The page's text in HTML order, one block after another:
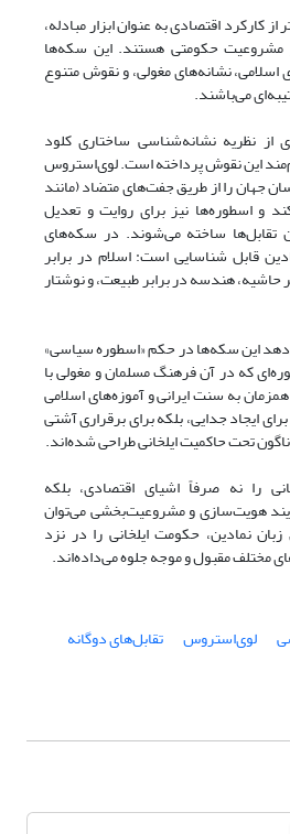
کارکرد اقتصادی به عنوان ابزار مبادله،
و مشروعیت حکومتی هستند. این سکه‌ها
اسلامی، نشانه‌های مغولی، و نقوش متنوع
می‌باشند.
از نظریه نشانه‌شناسی ساختاری کلود
این نقوش پرداخته است. لوی‌استروس
جهان را از طریق جفت‌های متضاد (مانند
اسطوره‌ها نیز برای روایت و تعدیل
تقابل‌ها ساخته می‌شوند. در سکه‌های
قابل شناسایی است: اسلام در برابر
حاشیه، هندسه در برابر طبیعت، و نوشتار
این سکه‌ها در حکم «اسطوره سیاسی»
که در آن فرهنگ مسلمان و مغولی با
به سنت ایرانی و آموزه‌های اسلامی
ایجاد جدایی، بلکه برای برقراری آشتی
تحت حاکمیت ایلخانی طراحی شده‌اند.
را نه صرفاً اشیای اقتصادی، بلکه
هویت‌سازی و مشروعیت‌بخشی می‌توان
نمادین، حکومت ایلخانی را در نزد
مختلف مقبول و موجه جلوه می‌داده‌اند.
لوی‌استروس
تقابل‌های دوگانه